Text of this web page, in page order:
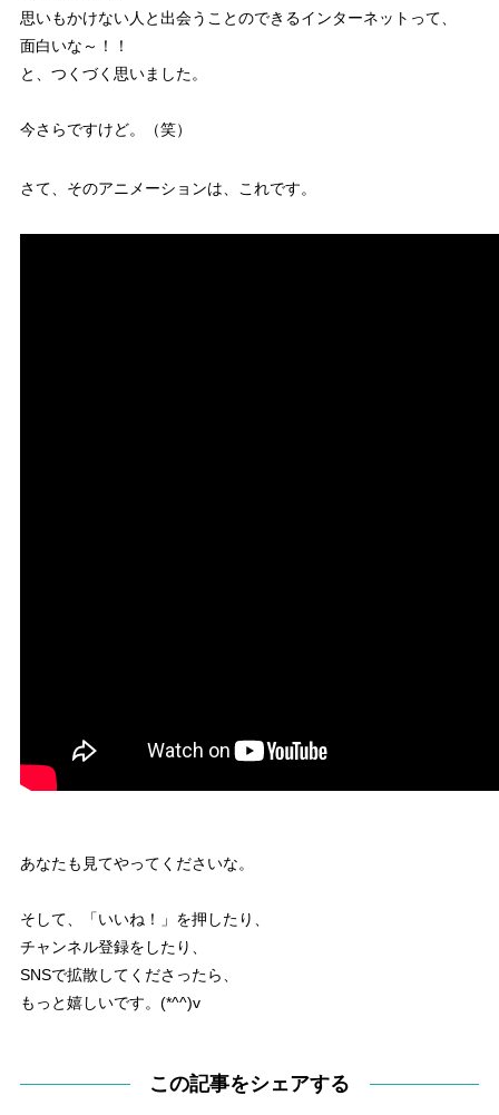
思いもかけない人と出会うことのできるインターネットって、
面白いな～！！
と、つくづく思いました。
今さらですけど。（笑）
さて、そのアニメーションは、これです。
あなたも見てやってくださいな。
そして、「いいね！」を押したり、
チャンネル登録をしたり、
SNSで拡散してくださったら、
もっと嬉しいです。(*^^)v
この記事をシェアする